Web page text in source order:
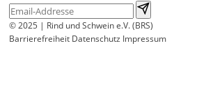
© 2025 | Rind und Schwein e.V. (BRS)
Barrierefreiheit Datenschutz Impressum